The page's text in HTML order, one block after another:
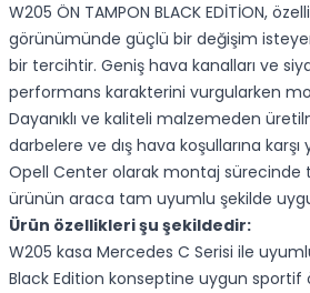
W205 ÖN TAMPON BLACK EDİTİON,
görünümünde güçlü bir değişim
bir tercihtir. Geniş hava kanalları ve
performans karakterini vurgularken
Dayanıklı ve kaliteli malzemeden
darbelere ve dış hava koşullarına
Opell Center olarak montaj sürecinde
ürünün araca tam uyumlu şekilde
Ürün özellikleri şu şekildedir:
W205 kasa Mercedes C Serisi ile
Black Edition konseptine uygun sportif